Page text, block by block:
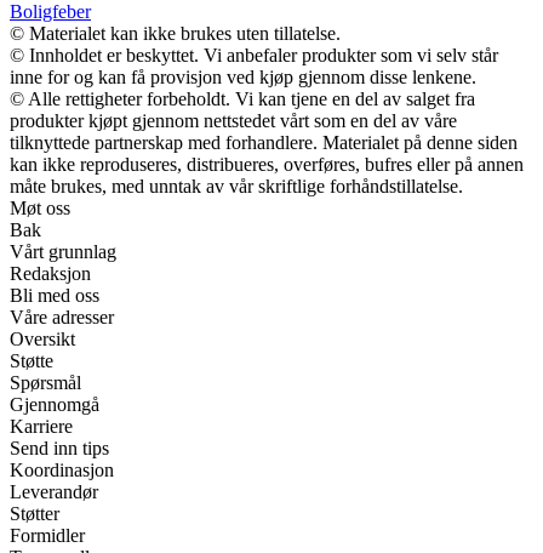
Boligfeber
© Materialet kan ikke brukes uten tillatelse.
© Innholdet er beskyttet. Vi anbefaler produkter som vi selv står
inne for og kan få provisjon ved kjøp gjennom disse lenkene.
© Alle rettigheter forbeholdt. Vi kan tjene en del av salget fra
produkter kjøpt gjennom nettstedet vårt som en del av våre
tilknyttede partnerskap med forhandlere. Materialet på denne siden
kan ikke reproduseres, distribueres, overføres, bufres eller på annen
måte brukes, med unntak av vår skriftlige forhåndstillatelse.
Møt oss
Bak
Vårt grunnlag
Redaksjon
Bli med oss
Våre adresser
Oversikt
Støtte
Spørsmål
Gjennomgå
Karriere
Send inn tips
Koordinasjon
Leverandør
Støtter
Formidler